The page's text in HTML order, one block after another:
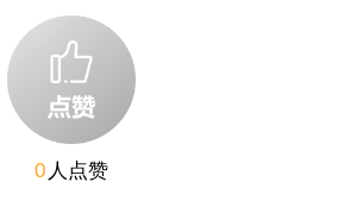
迈出‘从零到一’的关键一
入僵局时，破局的支点在哪
与社区需求如何实现精准嫁
0 人点赞